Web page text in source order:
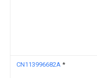
CN113996682A *